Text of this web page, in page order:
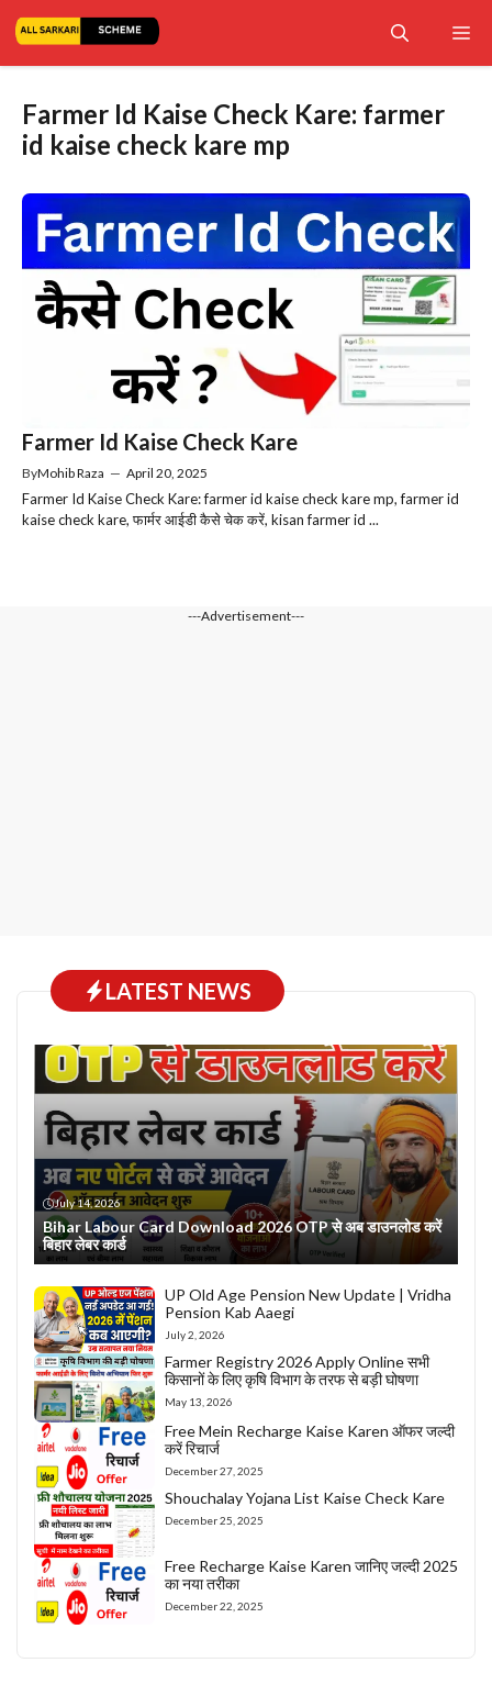
Farmer Id Kaise Check Kare: farmer
id kaise check kare mp
Farmer Id Kaise Check Kare
ByMohib Raza — April 20, 2025
Farmer Id Kaise Check Kare: farmer id kaise check kare mp, farmer id
kaise check kare, फार्मर आईडी कैसे चेक करें, kisan farmer id ...
---Advertisement---
LATEST NEWS
July 14, 2026
Bihar Labour Card Download 2026 OTP से अब डाउनलोड करें
बिहार लेबर कार्ड
UP Old Age Pension New Update | Vridha
Pension Kab Aaegi
July 2, 2026
Farmer Registry 2026 Apply Online सभी
किसानों के लिए कृषि विभाग के तरफ से बड़ी घोषणा
May 13, 2026
Free Mein Recharge Kaise Karen ऑफर जल्दी
करें रिचार्ज
December 27, 2025
Shouchalay Yojana List Kaise Check Kare
December 25, 2025
Free Recharge Kaise Karen जानिए जल्दी 2025
का नया तरीका
December 22, 2025